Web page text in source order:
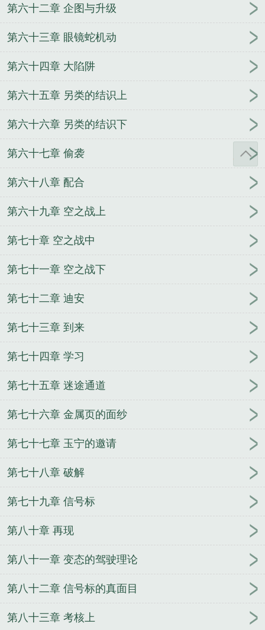
第六十二章 企图与升级
第六十三章 眼镜蛇机动
第六十四章 大陷阱
第六十五章 另类的结识上
第六十六章 另类的结识下
第六十七章 偷袭
第六十八章 配合
第六十九章 空之战上
第七十章 空之战中
第七十一章 空之战下
第七十二章 迪安
第七十三章 到来
第七十四章 学习
第七十五章 迷途通道
第七十六章 金属页的面纱
第七十七章 玉宁的邀请
第七十八章 破解
第七十九章 信号标
第八十章 再现
第八十一章 变态的驾驶理论
第八十二章 信号标的真面目
第八十三章 考核上